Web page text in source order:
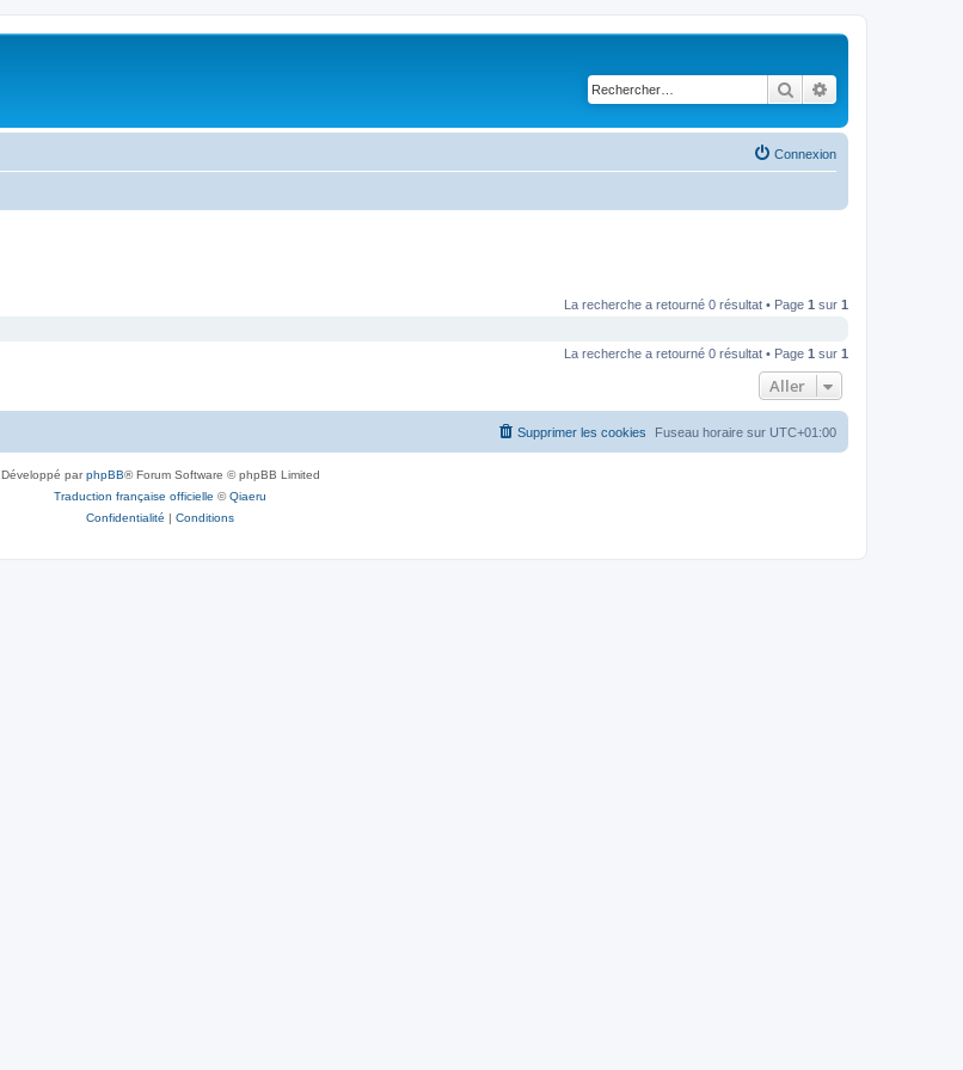
Rechercher
Connexion
La recherche a retourné 0 résultat • Page 1 sur 1
La recherche a retourné 0 résultat • Page 1 sur 1
Aller
Fuseau horaire sur UTC+01:00
Supprimer les cookies
Développé parphpBB® Forum Software © phpBB Limited
Traduction française officielle ©Qiaeru
Confidentialité | Conditions